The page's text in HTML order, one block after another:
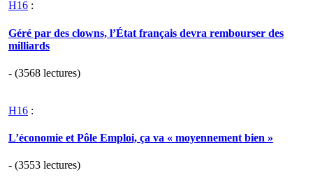
H16 :
Géré par des clowns, l’État français devra rembourser des
milliards
- (3568 lectures)
H16 :
L’économie et Pôle Emploi, ça va « moyennement bien »
- (3553 lectures)